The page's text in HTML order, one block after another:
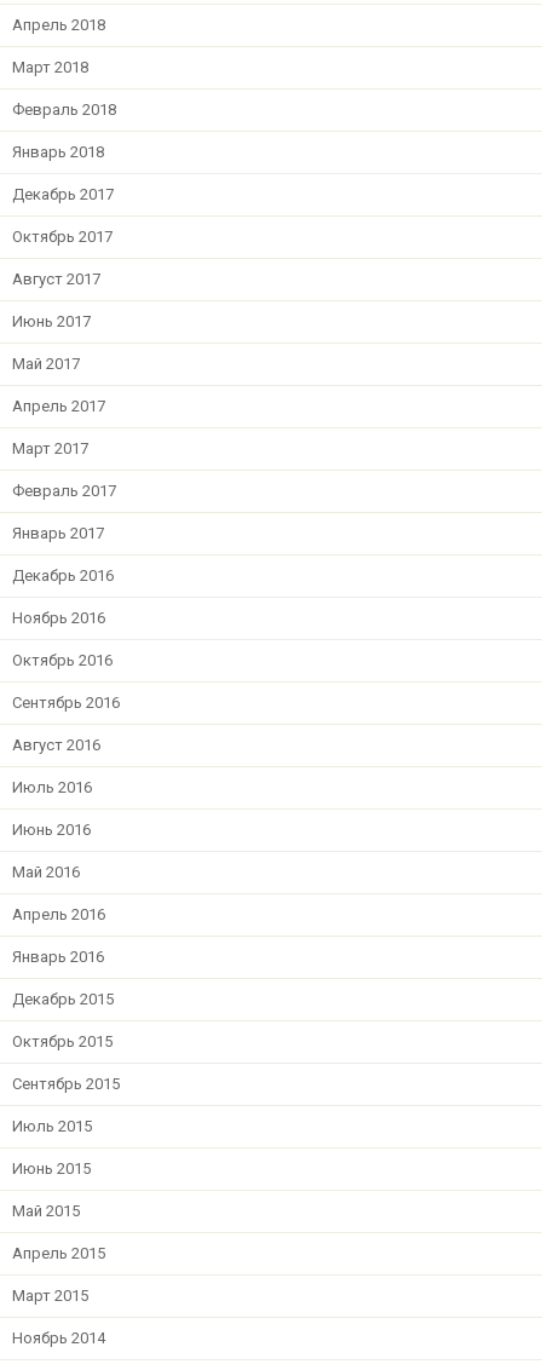
Апрель 2018
Март 2018
Февраль 2018
Январь 2018
Декабрь 2017
Октябрь 2017
Август 2017
Июнь 2017
Май 2017
Апрель 2017
Март 2017
Февраль 2017
Январь 2017
Декабрь 2016
Ноябрь 2016
Октябрь 2016
Сентябрь 2016
Август 2016
Июль 2016
Июнь 2016
Май 2016
Апрель 2016
Январь 2016
Декабрь 2015
Октябрь 2015
Сентябрь 2015
Июль 2015
Июнь 2015
Май 2015
Апрель 2015
Март 2015
Ноябрь 2014